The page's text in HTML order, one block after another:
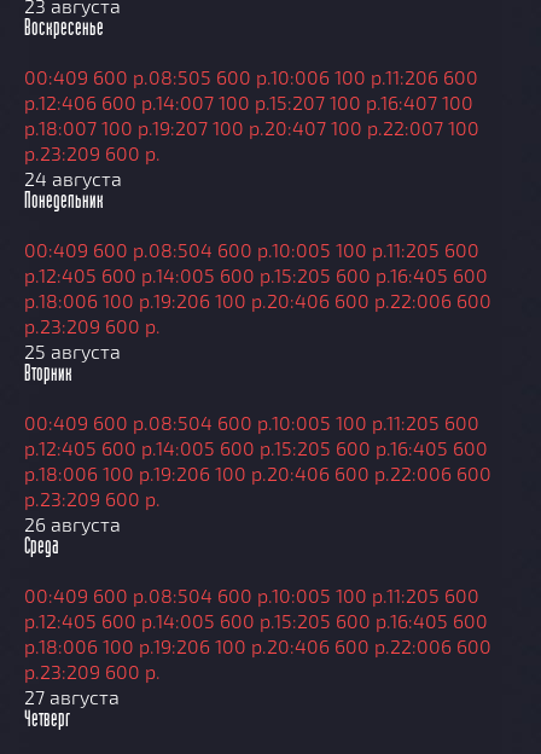
23 августа
Воскресенье
00:409 600 р. 08:505 600 р.10:006 100 р.11:206 600
р.12:406 600 р.14:007 100 р.15:207 100 р.16:407 100
р.18:007 100 р.19:207 100 р. 20:407 100 р. 22:007 100
р. 23:209 600 р.
24 августа
Понедельник
00:409 600 р. 08:504 600 р.10:005 100 р.11:205 600
р.12:405 600 р.14:005 600 р.15:205 600 р.16:405 600
р.18:006 100 р.19:206 100 р. 20:406 600 р. 22:006 600
р. 23:209 600 р.
25 августа
Вторник
00:409 600 р. 08:504 600 р.10:005 100 р.11:205 600
р.12:405 600 р.14:005 600 р.15:205 600 р.16:405 600
р.18:006 100 р.19:206 100 р. 20:406 600 р. 22:006 600
р. 23:209 600 р.
26 августа
Среда
00:409 600 р. 08:504 600 р.10:005 100 р.11:205 600
р.12:405 600 р.14:005 600 р.15:205 600 р.16:405 600
р.18:006 100 р.19:206 100 р. 20:406 600 р. 22:006 600
р. 23:209 600 р.
27 августа
Четверг